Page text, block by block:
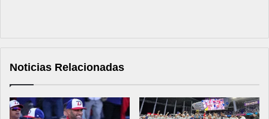
Noticias Relacionadas